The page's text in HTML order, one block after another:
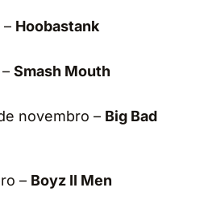
Hoobastank
Smash Mouth
novembro – Big Bad
– Boyz II Men